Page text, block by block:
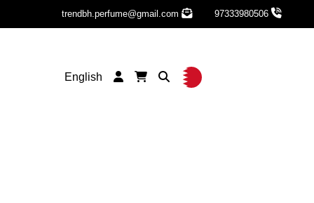
97333980506
trendbh.perfume@gmail.com
English